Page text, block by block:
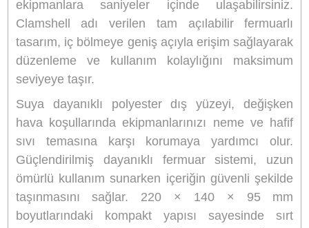
*531,29 TLden başlayan taksitlerle!
GELİNCE HABER VER
Bu ürünü satın alarak
Ürün Bilgisi Yorumlar Taksit Seçenekleri